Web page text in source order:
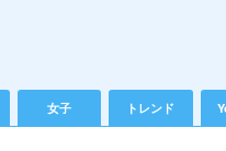
女子 トレンド